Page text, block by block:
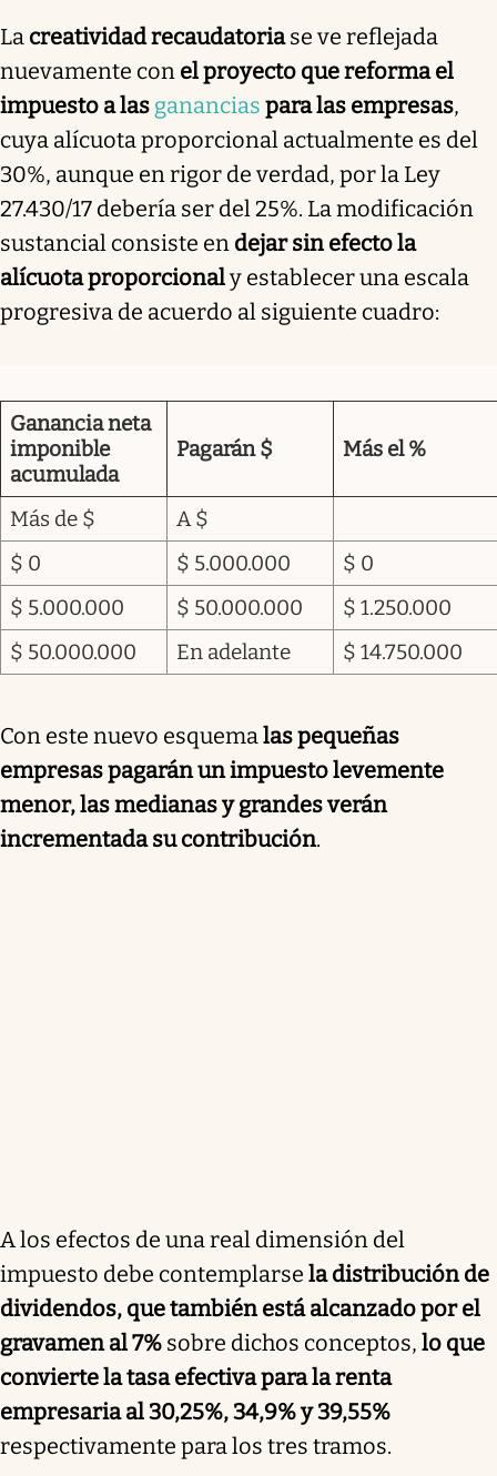
La creatividad recaudatoriase ve reflejada
nuevamente con el proyecto que reforma el
impuesto a las ganancias para las empresas,
cuya alícuota proporcional actualmente es del
30%, aunque en rigor de verdad, por la Ley
27.430/17 debería ser del 25%. La modificación
sustancial consiste en dejar sin efecto la
alícuota proporcionaly establecer una escala
progresiva de acuerdo al siguiente cuadro:
Ganancia neta
imponible
acumulada
Pagarán $ Más el %
Más de $
A $
$ 0
$ 5.000.000
$ 0
$ 5.000.000
$ 50.000.000
$ 1.250.000
$ 50.000.000
En adelante $ 14.750.000
Con este nuevo esquemalas pequeñas
empresas pagarán un impuesto levemente
menor, las medianas y grandes verán
incrementada su contribución.
A los efectos de una real dimensión del
impuesto debe contemplarse la distribución de
dividendos, que también está alcanzado por el
gravamen al 7% sobre dichos conceptos, lo que
convierte la tasa efectiva para la renta
empresaria al 30,25%, 34,9% y 39,55%
respectivamente para los tres tramos.